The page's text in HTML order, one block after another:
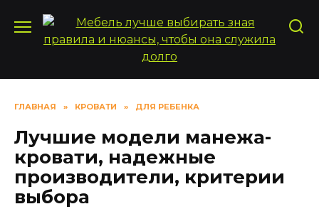
содержанию
ГЛАВНАЯ » КРОВАТИ » ДЛЯ РЕБЕНКА
Лучшие модели манежа-
кровати, надежные
производители, критерии
выбора